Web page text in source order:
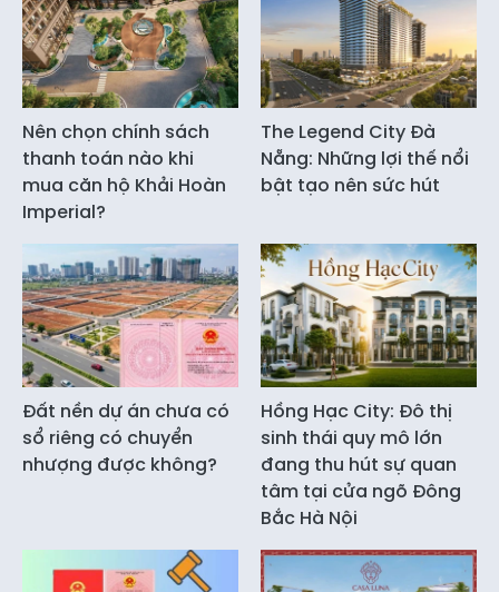
Nên chọn chính sách
thanh toán nào khi
mua căn hộ Khải Hoàn
Imperial?
The Legend City Đà
Nẵng: Những lợi thế nổi
bật tạo nên sức hút
Đất nền dự án chưa có
sổ riêng có chuyển
nhượng được không?
Hồng Hạc City: Đô thị
sinh thái quy mô lớn
đang thu hút sự quan
tâm tại cửa ngõ Đông
Bắc Hà Nội